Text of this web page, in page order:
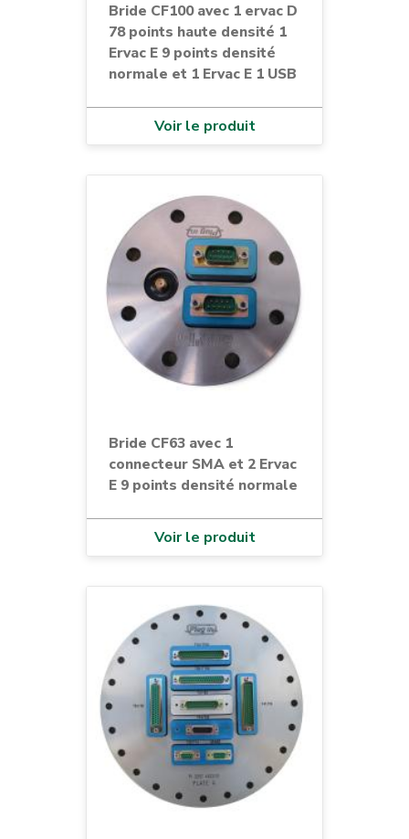
Bride CF100 avec 1 ervac D
78 points haute densité 1
Ervac E 9 points densité
normale et 1 Ervac E 1 USB
Voir le produit
Bride CF63 avec 1
connecteur SMA et 2 Ervac
E 9 points densité normale
Voir le produit